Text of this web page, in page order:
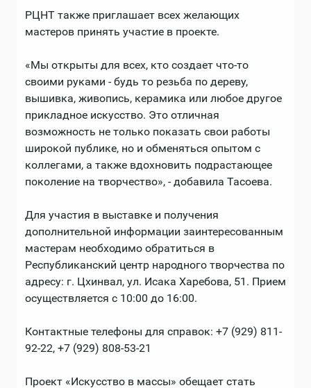
РЦНТ также приглашает всех желающих
мастеров принять участие в проекте.
«Мы открыты для всех, кто создает что-то
своими руками - будь то резьба по дереву,
вышивка, живопись, керамика или любое другое
прикладное искусство. Это отличная
возможность не только показать свои работы
широкой публике, но и обменяться опытом с
коллегами, а также вдохновить подрастающее
поколение на творчество», - добавила Тасоева.
Для участия в выставке и получения
дополнительной информации заинтересованным
мастерам необходимо обратиться в
Республиканский центр народного творчества по
адресу: г. Цхинвал, ул. Исака Харебова, 51. Прием
осуществляется с 10:00 до 16:00.
Контактные телефоны для справок: +7 (929) 811-
92-22, +7 (929) 808-53-21
Проект «Искусство в массы» обещает стать